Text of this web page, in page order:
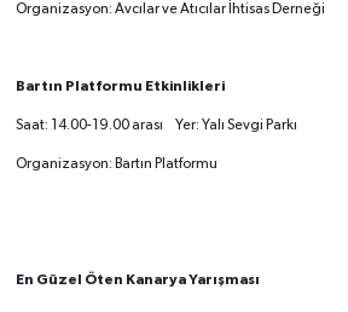
Organizasyon: Avcılar ve Atıcılar İhtisas Derneği
Bartın Platformu Etkinlikleri
Saat: 14.00-19.00 arası Yer: Yalı Sevgi Parkı
Organizasyon: Bartın Platformu
En Güzel Öten Kanarya Yarışması